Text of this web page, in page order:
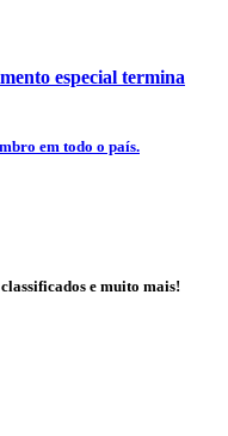
especial termina
em todo o país.
e muito mais!